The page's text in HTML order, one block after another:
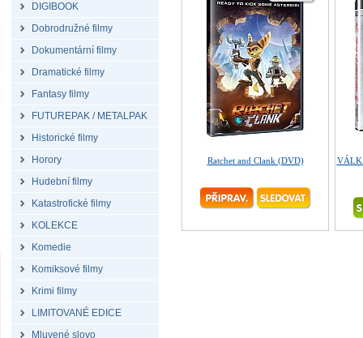
DIGIBOOK
Dobrodružné filmy
Dokumentární filmy
Dramatické filmy
Fantasy filmy
FUTUREPAK / METALPAK
Historické filmy
Horory
Hudební filmy
Katastrofické filmy
KOLEKCE
Komedie
Komiksové filmy
Krimi filmy
LIMITOVANÉ EDICE
Mluvené slovo
Ratchet and Clank (DVD)